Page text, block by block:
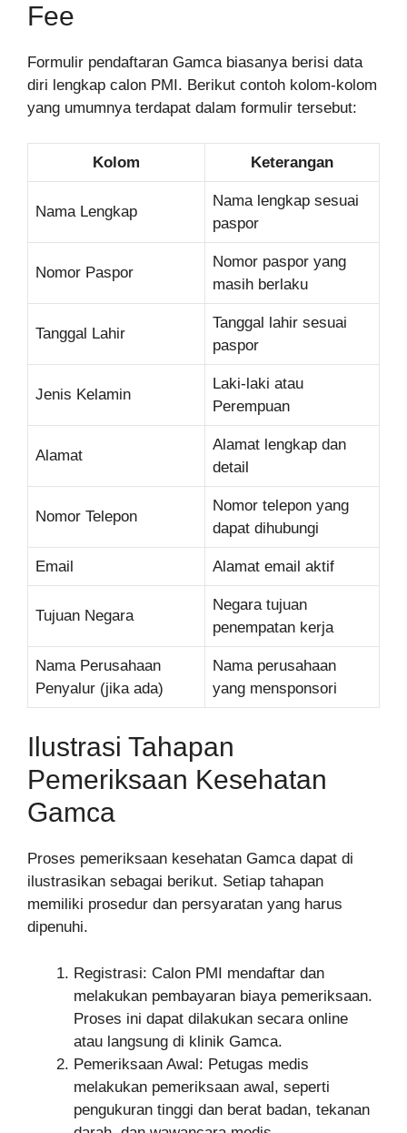
Fee
Formulir pendaftaran Gamca biasanya berisi data
diri lengkap calon PMI. Berikut contoh kolom-kolom
yang umumnya terdapat dalam formulir tersebut:
Kolom Keterangan
Nama Lengkap
Nama lengkap sesuai
paspor
Nomor Paspor
Nomor paspor yang
masih berlaku
Tanggal Lahir
Tanggal lahir sesuai
paspor
Jenis Kelamin
Laki-laki atau
Perempuan
Alamat
Alamat lengkap dan
detail
Nomor Telepon
Nomor telepon yang
dapat dihubungi
Email Alamat email aktif
Tujuan Negara
Negara tujuan
penempatan kerja
Nama Perusahaan
Penyalur (jika ada)
Nama perusahaan
yang mensponsori
Ilustrasi Tahapan
Pemeriksaan Kesehatan
Gamca
Proses pemeriksaan kesehatan Gamca dapat di
ilustrasikan sebagai berikut. Setiap tahapan
memiliki prosedur dan persyaratan yang harus
dipenuhi.
Registrasi: Calon PMI mendaftar dan
melakukan pembayaran biaya pemeriksaan.
Proses ini dapat dilakukan secara online
atau langsung di klinik Gamca.
Pemeriksaan Awal: Petugas medis
melakukan pemeriksaan awal, seperti
pengukuran tinggi dan berat badan, tekanan